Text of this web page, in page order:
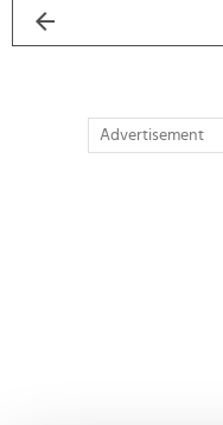
Advertisement